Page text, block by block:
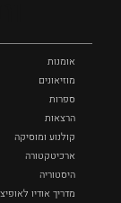
אומנות
מוזיאונים
ספרות
הרצאות
קולנוע ומוסיקה
ארכיטקטורה
היסטוריה
מדריך אודיו